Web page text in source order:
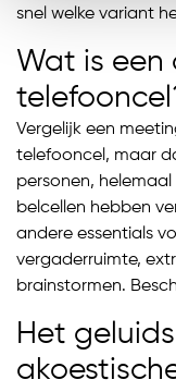
snel welke variant
Wat is een
Vergelijk een
telefooncel, maar
personen,
belcellen hebben
andere essentials
vergaderruimte,
brainstormen.
Het